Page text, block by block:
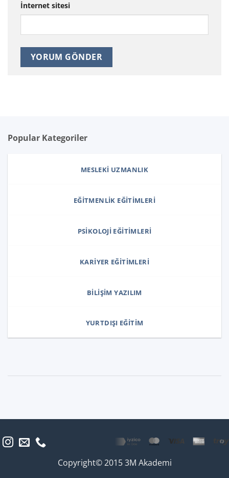
İnternet sitesi
Popular Kategoriler
MESLEKI UZMANLIK
EĞITMENLIK EĞITIMLERI
PSIKOLOJI EĞITIMLERI
KARIYER EĞITIMLERI
BILIŞIM YAZILIM
YURTDIŞI EĞITIM
Copyright© 2015 3M Akademi